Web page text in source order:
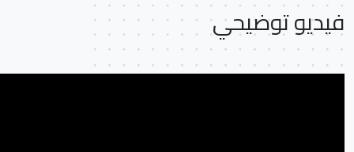
فيديو توضيحي